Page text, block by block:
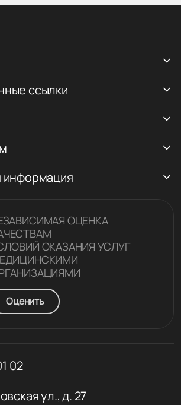
ссылки
ОЦЕНКА
ОКАЗАНИЯ УСЛУГ
Оценить
02
ул., д. 27